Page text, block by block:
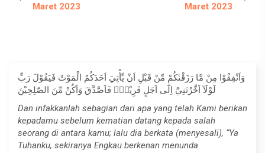
Maret 2023
Maret 2023
وَاَنْفِقُوْا مِنْ مَّا رَزَقْنٰكُمْ مِّنْ قَبْلِ اَنْ يَّأْتِيَ اَحَدَكُمُ الْمَوْتُ فَيَقُوْلَ رَبِّ
لَوْلَآ اَخَّرْتَنِيْٓ اِلٰٓى اَجَلٍ قَرِيْبٍۚ فَاَصَّدَّقَ وَاَكُنْ مِّنَ الصّٰلِحِيْنَ
Dan infakkanlah sebagian dari apa yang telah Kami berikan
kepadamu sebelum kematian datang kepada salah
seorang di antara kamu; lalu dia berkata (menyesali), “Ya
Tuhanku, sekiranya Engkau berkenan menunda